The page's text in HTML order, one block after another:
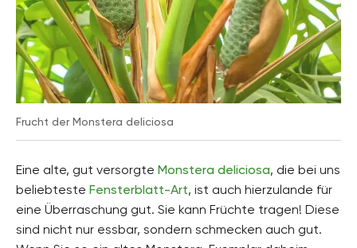
Frucht der Monstera deliciosa
Eine alte, gut versorgte Monstera deliciosa, die bei uns
beliebteste Fensterblatt-Art, ist auch hierzulande für
eine Überraschung gut. Sie kann Früchte tragen! Diese
sind nicht nur essbar, sondern schmecken auch gut.